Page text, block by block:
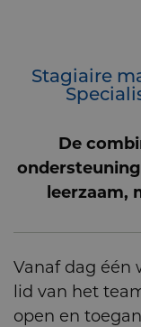
De
leerzaam,
Stagiaire
Vanaf dag één
lid van het
open en